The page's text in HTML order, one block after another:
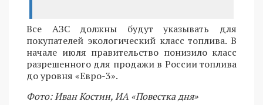
Все АЗС должны будут указывать для
покупателей экологический класс топлива. В
начале июля правительство понизило класс
разрешенного для продажи в России топлива
до уровня «Евро-3».
Фото: Иван Костин, ИА «Повестка дня»